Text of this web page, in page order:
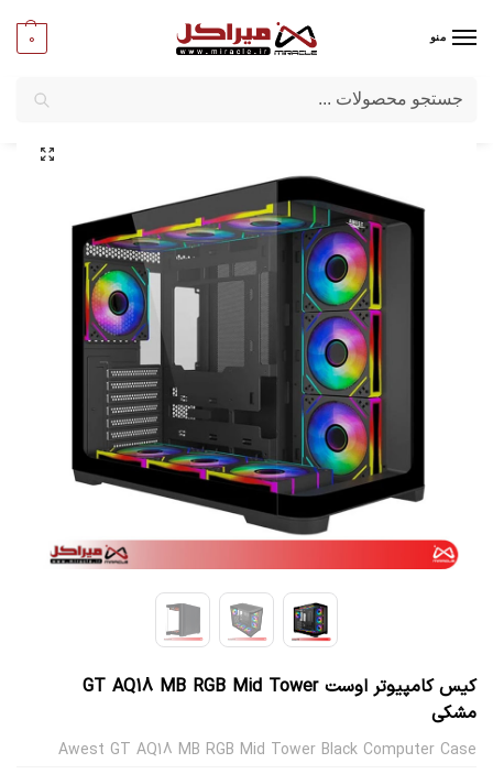
منو 0
میراکل/کامپیوتر/قطعات اصلی
کیس کامپیوتر اوست GT AQ18 MB RGB Mid Tower
مشکی
Awest GT AQ18 MB RGB Mid Tower Black Computer Case